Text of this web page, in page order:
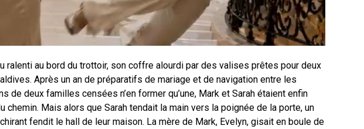
ralenti au bord du trottoir, son coffre alourdi par des valises prêtes pour deux
Après un an de préparatifs de mariage et de navigation entre les
de deux familles censées n’en former qu’une, Mark et Sarah étaient enfin
chemin. Mais alors que Sarah tendait la main vers la poignée de la porte, un
fendit le hall de leur maison. La mère de Mark, Evelyn, gisait en boule de